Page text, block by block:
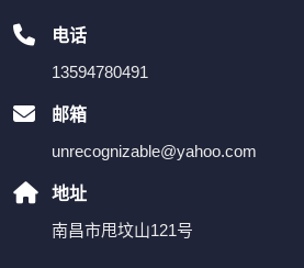
电话
13594780491
邮箱
unrecognizable@yahoo.com
地址
南昌市甩坟山121号